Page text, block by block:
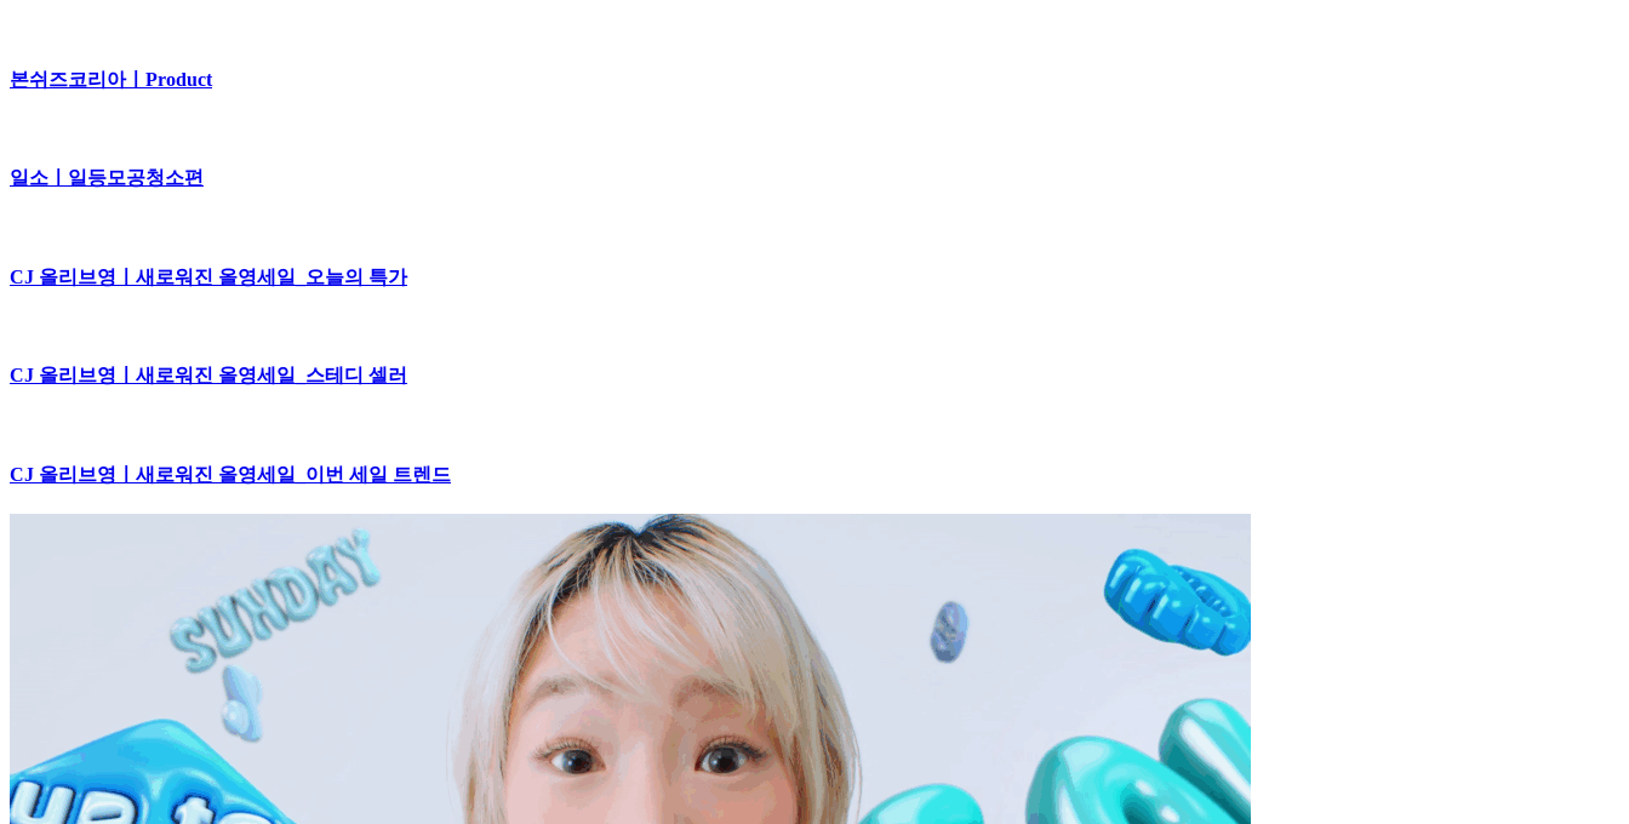
본쉬즈코리아ㅣProduct
일소ㅣ일등모공청소편
CJ 올리브영ㅣ새로워진 올영세일_오늘의 특가
CJ 올리브영ㅣ새로워진 올영세일_스테디 셀러
CJ 올리브영ㅣ새로워진 올영세일_이번 세일 트렌드